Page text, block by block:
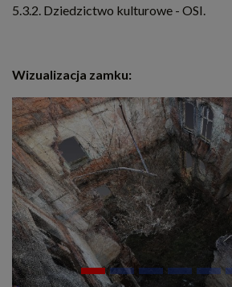
5.3.2. Dziedzictwo kulturowe - OSI.
Wizualizacja zamku:
Previous